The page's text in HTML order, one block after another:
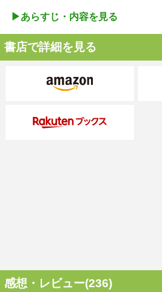
▶︎あらすじ・内容を見る
書店で詳細を見る
感想・レビュー(236)